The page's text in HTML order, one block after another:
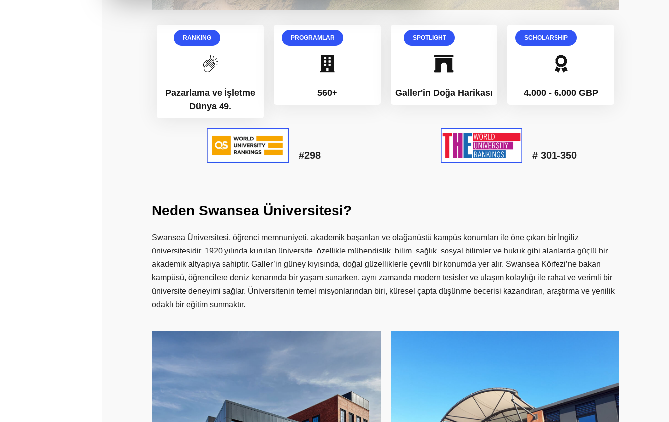
RANKING
Pazarlama ve İşletme
Dünya 49.
PROGRAMLAR
560+
SPOTLIGHT
Galler'in Doğa Harikası
SCHOLARSHIP
4.000 - 6.000 GBP
#298 # 301-350
Neden Swansea Üniversitesi?
Swansea Üniversitesi, öğrenci memnuniyeti, akademik başarıları ve olağanüstü kampüs konumları ile öne çıkan bir İngiliz
üniversitesidir. 1920 yılında kurulan üniversite, özellikle mühendislik, bilim, sağlık, sosyal bilimler ve hukuk gibi alanlarda güçlü bir
akademik altyapıya sahiptir. Galler’in güney kıyısında, doğal güzelliklerle çevrili bir konumda yer alır. Swansea Körfezi’ne bakan
kampüsü, öğrencilere deniz kenarında bir yaşam sunarken, aynı zamanda modern tesisler ve ulaşım kolaylığı ile rahat ve verimli bir
üniversite deneyimi sağlar. Üniversitenin temel misyonlarından biri, küresel çapta düşünme becerisi kazandıran, araştırma ve yenilik
odaklı bir eğitim sunmaktır.